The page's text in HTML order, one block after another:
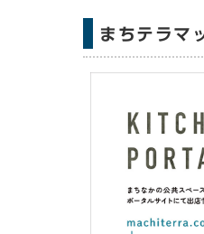
まちテラマ